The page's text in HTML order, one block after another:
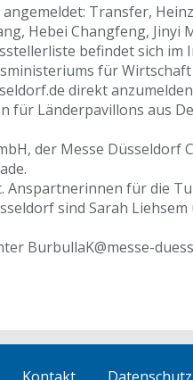
Transfer, Heinz
Hebei Changfeng,
befindet sich
für
direkt
Länderpavillons aus
der Messe Düsseldorf
für die
sind Sarah
BurbullaK@messe-